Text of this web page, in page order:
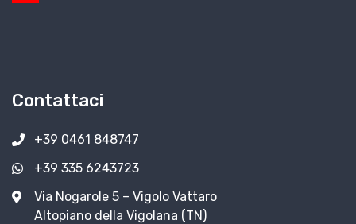
Contattaci
+39 0461 848747
+39 335 6243723
Via Nogarole 5 – Vigolo Vattaro
Altopiano della Vigolana (TN)